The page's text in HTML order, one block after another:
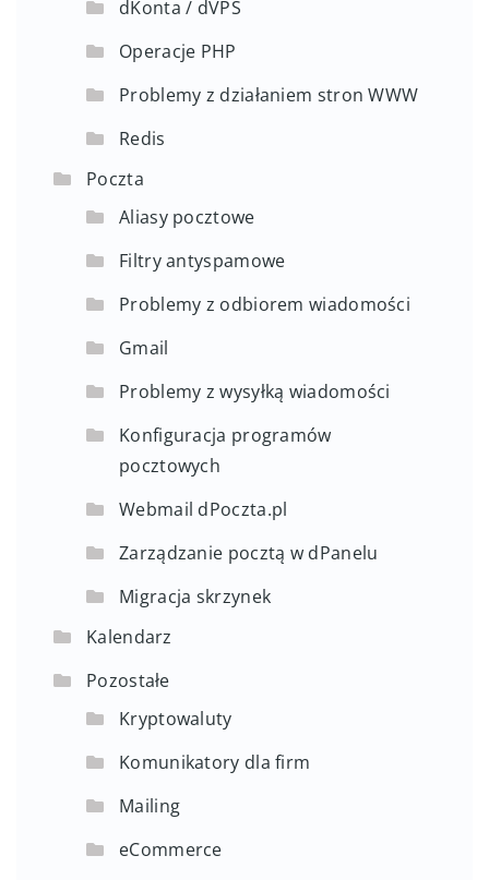
dKonta / dVPS
Operacje PHP
Problemy z działaniem stron WWW
Redis
Poczta
Aliasy pocztowe
Filtry antyspamowe
Problemy z odbiorem wiadomości
Gmail
Problemy z wysyłką wiadomości
Konfiguracja programów
pocztowych
Webmail dPoczta.pl
Zarządzanie pocztą w dPanelu
Migracja skrzynek
Kalendarz
Pozostałe
Kryptowaluty
Komunikatory dla firm
Mailing
eCommerce